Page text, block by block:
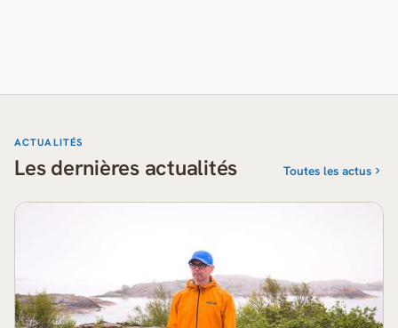
ACTUALITÉS
Les dernières actualités Toutes les actus